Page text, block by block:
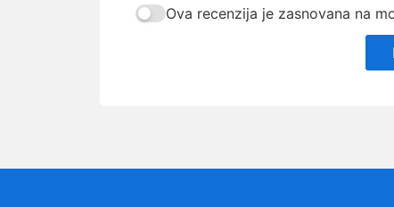
Ova recenzija je zasnovana na